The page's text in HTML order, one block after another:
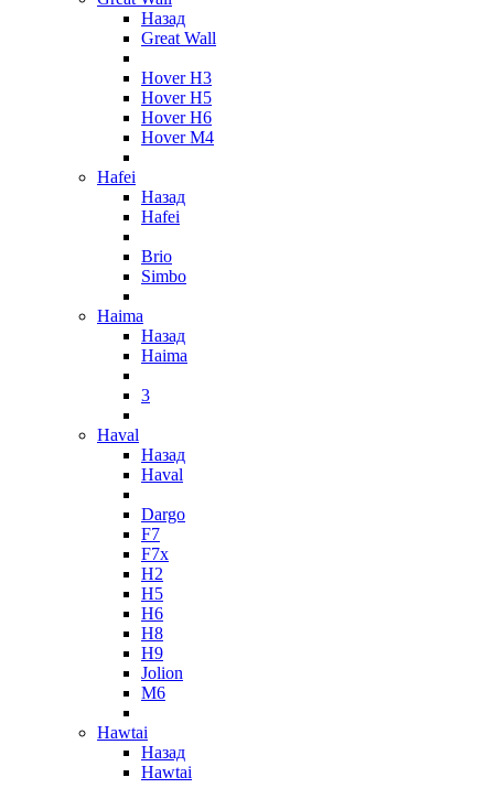
Назад
Great Wall
Hover H3
Hover H5
Hover H6
Hover M4
Hafei
Назад
Hafei
Brio
Simbo
Haima
Назад
Haima
3
Haval
Назад
Haval
Dargo
F7
F7x
H2
H5
H6
H8
H9
Jolion
M6
Hawtai
Назад
Hawtai